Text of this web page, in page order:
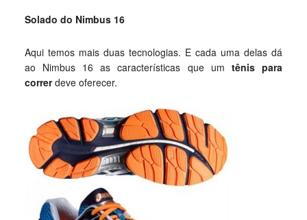
Solado do Nimbus 16
Aqui temos mais duas tecnologias. E cada uma delas dá
ao Nimbus 16 as características que um tênis para
correrdeve oferecer.